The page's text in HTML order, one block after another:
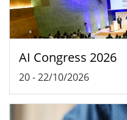
AI Congress 2026
20-22/10/2026